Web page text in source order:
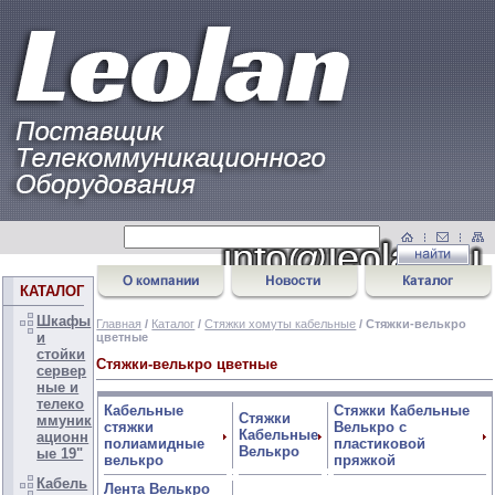
КАТАЛОГ
Шкафы
и
стойки
сервер
ные и
телеко
ммуник
ационн
ые 19"
Кабель
Главная / Каталог /Стяжки хомуты кабельные / Стяжки-велькро
цветные
Стяжки-велькро цветные
Кабельные
стяжки
полиамидные
велькро
Стяжки
Кабельные
Велькро
Стяжки Кабельные
Велькро с
пластиковой
пряжкой
Лента Велькро